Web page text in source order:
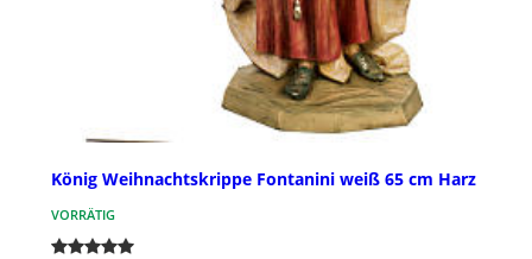
König Weihnachtskrippe Fontanini weiß 65 cm Harz
VORRÄTIG